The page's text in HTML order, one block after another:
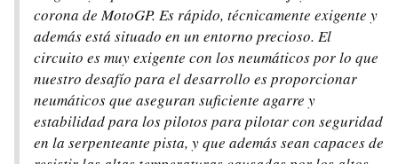
corona de MotoGP. Es rápido, técnicamente exigente y
además está situado en un entorno precioso. El
circuito es muy exigente con los neumáticos por lo que
nuestro desafío para el desarrollo es proporcionar
neumáticos que aseguran suficiente agarre y
estabilidad para los pilotos para pilotar con seguridad
en la serpenteante pista, y que además sean capaces de